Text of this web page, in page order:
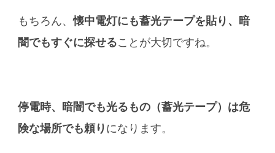
もちろん、懐中電灯にも蓄光テープを貼り、暗
闇でもすぐに探せることが大切ですね。
停電時、暗闇でも光るもの（蓄光テープ）は危
険な場所でも頼り になります。